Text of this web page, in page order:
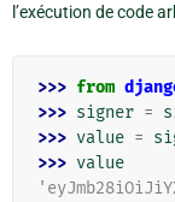
l’exécution de code
>>> from
>>> signer =
>>> value =
>>> value